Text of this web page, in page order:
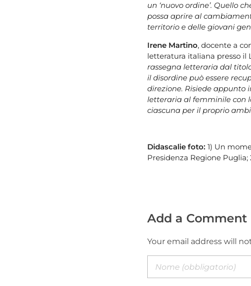
un ‘nuovo ordine’. Quello
possa aprire al
territorio e delle giovani
Irene Martino, docente a
letteratura italiana presso il
rassegna letteraria dal
il disordine può essere
direzione. Risiede appunto
letteraria al femminile con
ciascuna per il proprio
Didascalie foto: 1) Un
Presidenza Regione Puglia;
Add a Comment
Your email address will